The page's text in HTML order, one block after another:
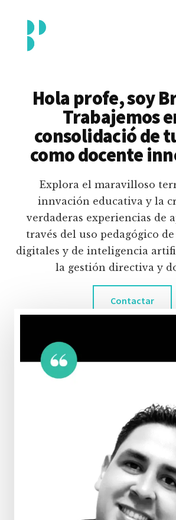
contenido
principal
menu
Piedrahita
docente
pedagógico
educativas
digitales
inteligencia
artificial.
Hola profe, soy
Trabajemos
consolidació de
como docente
Explora el maravilloso
innvación educativa y la
verdaderas experiencias de
través del uso pedagógico
digitales y de inteligencia
la gestión directiva y
Contactar